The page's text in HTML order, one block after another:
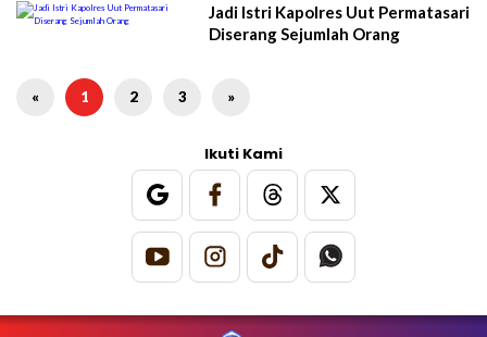
Jadi Istri Kapolres Uut Permatasari
Diserang Sejumlah Orang
« 1 2 3 »
Ikuti Kami